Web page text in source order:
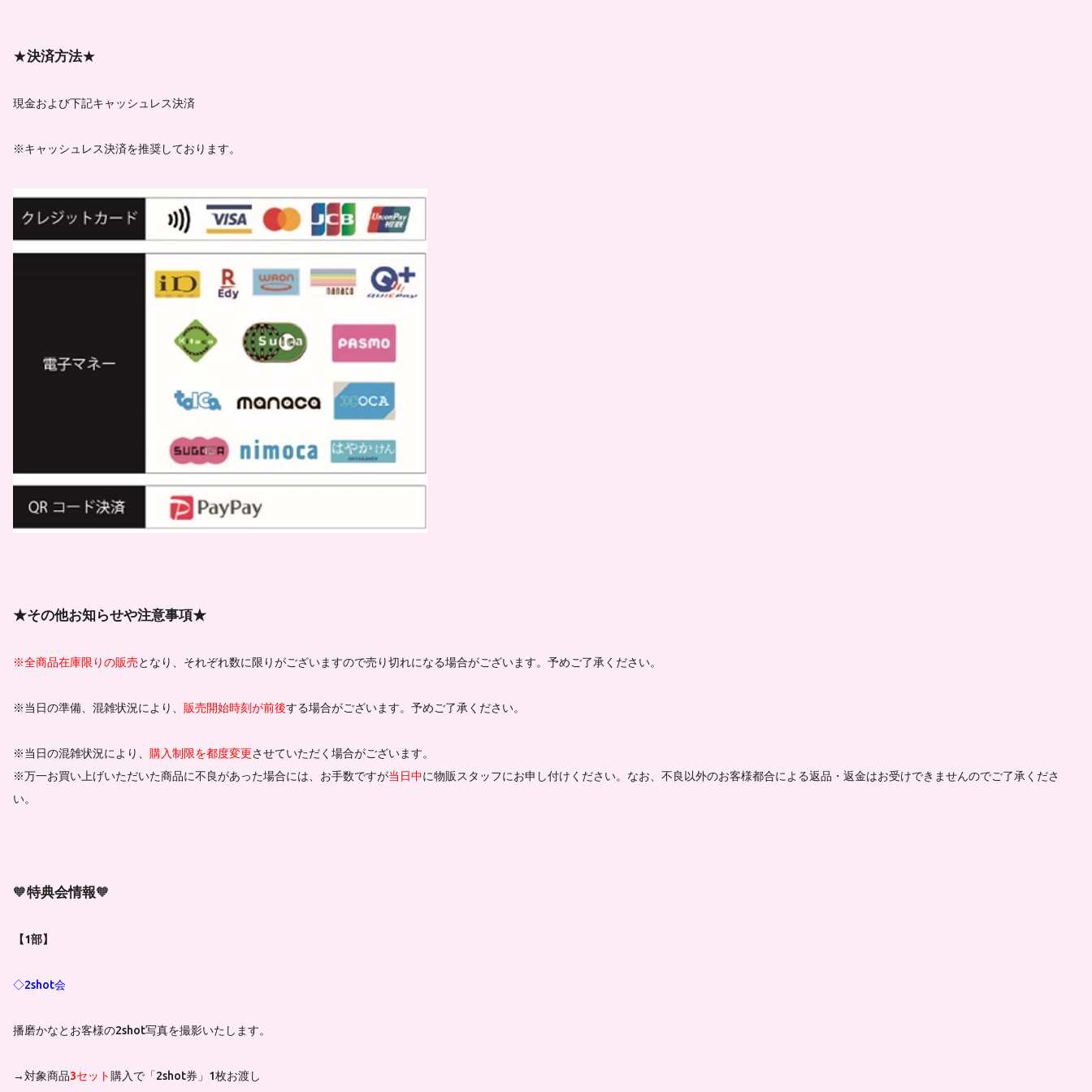
★決済方法★
現金および下記キャッシュレス決済
※キャッシュレス決済を推奨しております。
★その他お知らせや注意事項★
※全商品在庫限りの販売となり、それぞれ数に限りがございますので売り切れになる場合がございます。予めご了承ください。
※当日の準備、混雑状況により、 販売開始時刻が前後する場合がございます。予めご了承ください。
※当日の混雑状況により、 購入制限を都度変更させていただく場合がございます。
※万一お買い上げいただいた商品に不良があった場合には、お手数ですが当日中に物販スタッフにお申し付けください。なお、不良以外のお客様都合による返品・返金はお受けできませんのでご了承くださ
い。
🧡特典会情報🧡
【1部】
◇2shot会
播磨かなとお客様の2shot写真を撮影いたします。
→対象商品3セット 購入で「2shot券」1枚お渡し